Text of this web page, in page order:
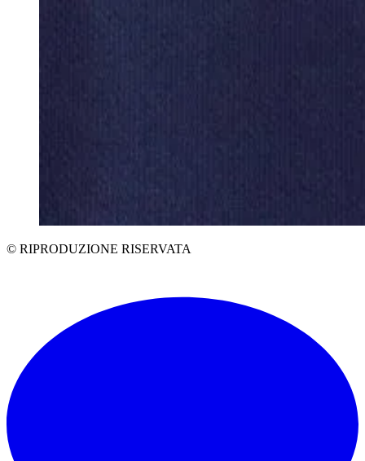
© RIPRODUZIONE RISERVATA